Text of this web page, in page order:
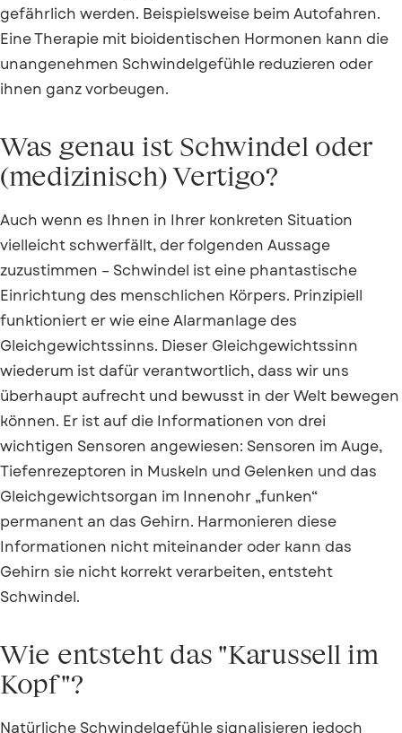
gefährlich werden. Beispielsweise beim Autofahren.
Eine Therapie mit bioidentischen Hormonen kann die
unangenehmen Schwindelgefühle reduzieren oder
ihnen ganz vorbeugen.
Was genau ist Schwindel oder
(medizinisch) Vertigo?
Auch wenn es Ihnen in Ihrer konkreten Situation
vielleicht schwerfällt, der folgenden Aussage
zuzustimmen – Schwindel ist eine phantastische
Einrichtung des menschlichen Körpers. Prinzipiell
funktioniert er wie eine Alarmanlage des
Gleichgewichtssinns. Dieser Gleichgewichtssinn
wiederum ist dafür verantwortlich, dass wir uns
überhaupt aufrecht und bewusst in der Welt bewegen
können. Er ist auf die Informationen von drei
wichtigen Sensoren angewiesen: Sensoren im Auge,
Tiefenrezeptoren in Muskeln und Gelenken und das
Gleichgewichtsorgan im Innenohr „funken“
permanent an das Gehirn. Harmonieren diese
Informationen nicht miteinander oder kann das
Gehirn sie nicht korrekt verarbeiten, entsteht
Schwindel.
Wie entsteht das "Karussell im
Kopf"?
Natürliche Schwindelgefühle signalisieren jedoch